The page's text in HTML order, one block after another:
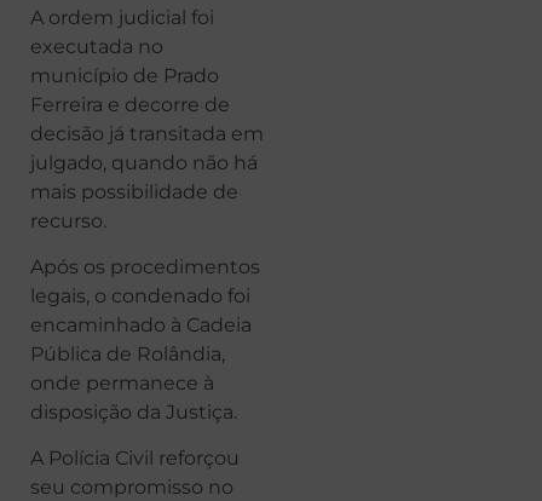
A ordem judicial foi
executada no
município de Prado
Ferreira e decorre de
decisão já transitada em
julgado, quando não há
mais possibilidade de
recurso.
Após os procedimentos
legais, o condenado foi
encaminhado à Cadeia
Pública de Rolândia,
onde permanece à
disposição da Justiça.
A Polícia Civil reforçou
seu compromisso no